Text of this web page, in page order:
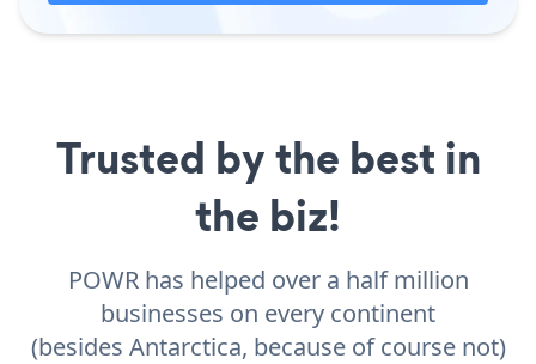
Trusted by the best in
the biz!
POWR has helped over a half million
businesses on every continent
(besides Antarctica, because of course not)